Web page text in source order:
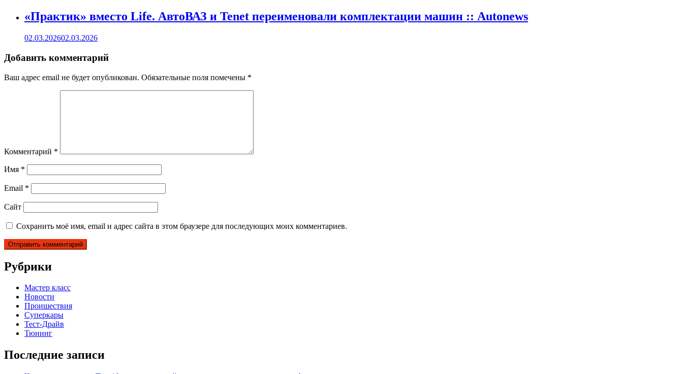
«Практик» вместо Life. АвтоВАЗ и Tenet переименовали комплектации машин :: Autonews
02.03.202602.03.2026
Добавить комментарий
Ваш адрес email не будет опубликован. Обязательные поля помечены *
Комментарий *
Имя *
Email *
Сайт
Сохранить моё имя, email и адрес сайта в этом браузере для последующих моих комментариев.
Рубрики
Мастер класс
Новости
Проишествия
Суперкары
Тест-Драйв
Тюнинг
Последние записи